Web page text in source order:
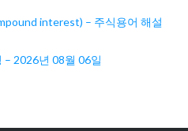
interest) – 주식용어 해설
– 2026년 08월 06일